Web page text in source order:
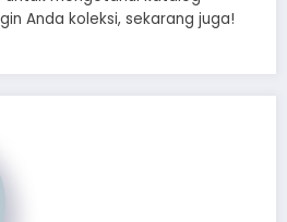
Anda koleksi, sekarang juga!